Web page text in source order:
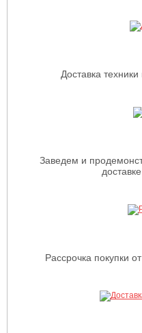
Доставка
Заведем и
Рассрочка покупки